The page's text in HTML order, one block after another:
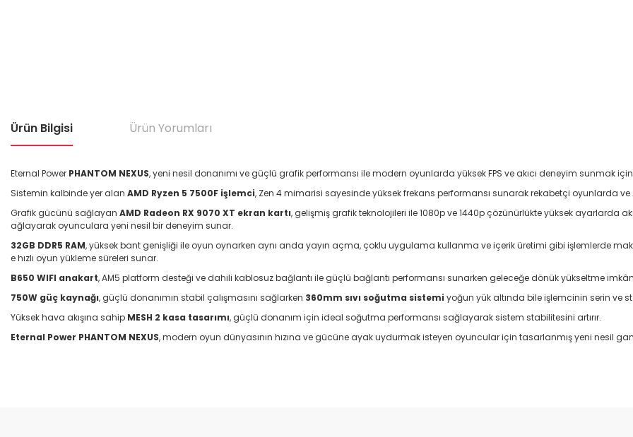
Ürün Bilgisi Ürün Yorumları
Eternal Power PHANTOM NEXUS, yeni nesil donanımı ve güçlü grafik performansı ile modern oyunlarda yüksek FPS ve akıcı deneyim sunmak
Sistemin kalbinde yer alan AMD Ryzen 5 7500F işlemci, Zen 4 mimarisi sayesinde yüksek frekans performansı sunarak rekabetçi oyunlarda
Grafik gücünü sağlayan AMD Radeon RX 9070 XT ekran kartı, gelişmiş grafik teknolojileri ile 1080p ve 1440p çözünürlükte yüksek ayarlarda
ağlayarak oyunculara yeni nesil bir deneyim sunar.
32GB DDR5 RAM, yüksek bant genişliği ile oyun oynarken aynı anda yayın açma, çoklu uygulama kullanma ve içerik üretimi gibi işlemlerde
e hızlı oyun yükleme süreleri sunar.
B650 WIFI anakart, AM5 platform desteği ve dahili kablosuz bağlantı ile güçlü bağlantı performansı sunarken geleceğe dönük yükseltme
750W güç kaynağı, güçlü donanımın stabil çalışmasını sağlarken 360mm sıvı soğutma sistemi yoğun yük altında bile işlemcinin serin ve
Yüksek hava akışına sahip MESH 2 kasa tasarımı, güçlü donanım için ideal soğutma performansı sağlayarak sistem stabilitesini artırır.
Eternal Power PHANTOM NEXUS, modern oyun dünyasının hızına ve gücüne ayak uydurmak isteyen oyuncular için tasarlanmış yeni nesil